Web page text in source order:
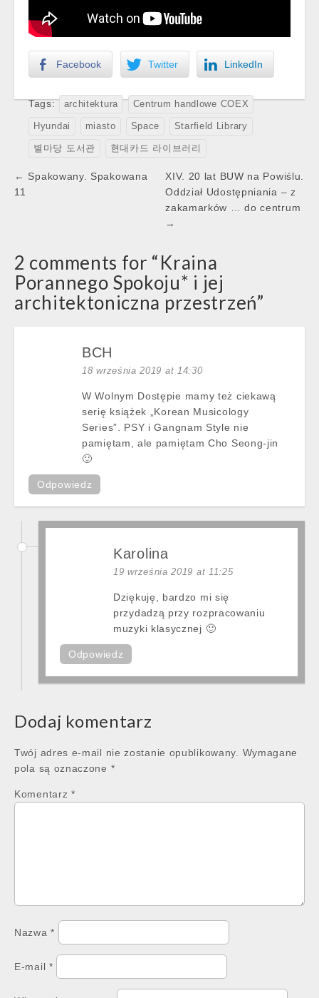
Facebook Twitter LinkedIn
Tags: architektura Centrum handlowe COEX
Hyundai miasto Space Starfield Library
별마당 도서관 현대카드 라이브러리
Post
navigation
← Spakowany. Spakowana
11
XIV. 20 lat BUW na Powiślu.
Oddział Udostępniania – z
zakamarków … do centrum
→
2 comments for “Kraina
Porannego Spokoju* i jej
architektoniczna przestrzeń”
BCH
18 września 2019 at 14:30
W Wolnym Dostępie mamy też ciekawą
serię książek „Korean Musicology
Series”. PSY i Gangnam Style nie
pamiętam, ale pamiętam Cho Seong-jin
🙂
Odpowiedz
Karolina
19 września 2019 at 11:25
Dziękuję, bardzo mi się
przydadzą przy rozpracowaniu
muzyki klasycznej 🙂
Odpowiedz
Dodaj komentarz
Twój adres e-mail nie zostanie opublikowany. Wymagane
pola są oznaczone *
Komentarz *
Nazwa*
E-mail *